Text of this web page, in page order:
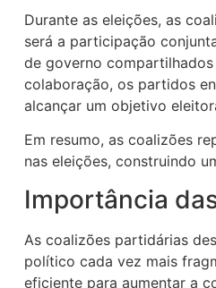
Durante as eleições, as
será a participação
de governo
colaboração, os partidos
alcançar um objetivo
Em resumo, as coalizões
nas eleições, construindo
Importância
As coalizões partidárias
político cada vez mais
eficiente para aumentar a